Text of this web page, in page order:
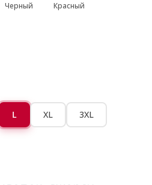
Черный Красный
L XL 3XL